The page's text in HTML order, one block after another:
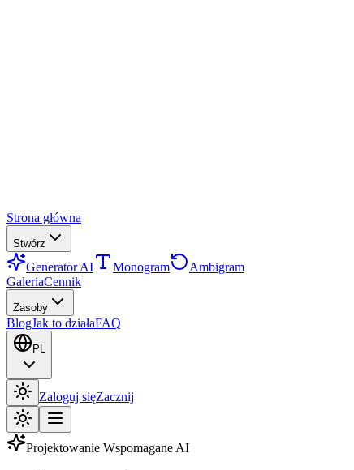
Strona główna
Stwórz
Generator AI Monogram
Ambigram
GaleriaCennik
Zasoby
BlogJak to działaFAQ
PL
Zaloguj sięZacznij
Projektowanie Wspomagane AI